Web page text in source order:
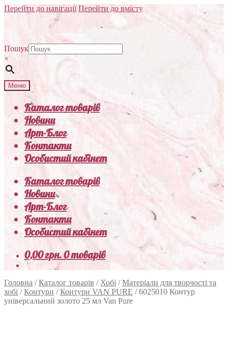
Перейти до навігації Перейти до вмісту
Пошук
×
Меню
Каталог товарів
Новини
Арт-Блог
Контакти
Особистий кабінет
Каталог товарів
Новини
Арт-Блог
Контакти
Особистий кабінет
0,00грн.0 товарів
Головна /Каталог товарів / Хобі /Матеріали для творчості та
хобі /Контури /Контури VAN PURE /6025010 Контур
універсальний золото 25 мл Van Pure